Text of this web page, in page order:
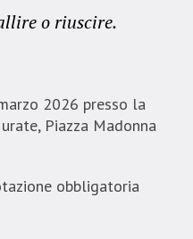
o riuscire.
2026 presso la
Piazza Madonna
obbligatoria